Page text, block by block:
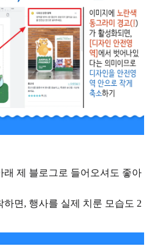
제 블로그로 들어오셔도 좋아
면, 행사를 실제 치룬 모습도 2